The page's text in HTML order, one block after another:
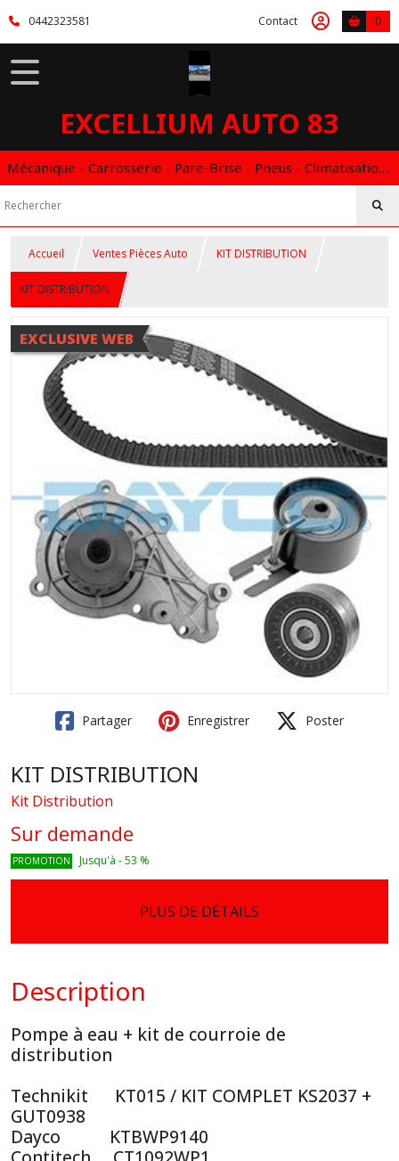
0442323581 Contact 0
EXCELLIUM AUTO 83
Mécanique - Carrosserie - Pare-Brise - Pneus - Climatisation - Entretien - Vidange Boite Auto - Boitier éthanol
Accueil Ventes Pièces Auto KIT DISTRIBUTION
KIT DISTRIBUTION
EXCLUSIVE WEB
Partager Enregistrer Poster
KIT DISTRIBUTION
Kit Distribution
Sur demande
PROMOTION Jusqu'à -53 %
PLUS DE DÉTAILS
Description
Pompe à eau + kit de courroie de
distribution
Technikit KT015 / KIT COMPLET KS2037 +
GUT0938
Dayco KTBWP9140